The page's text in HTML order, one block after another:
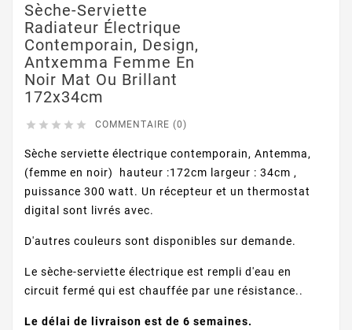
Sèche-Serviette
Radiateur Électrique
Contemporain, Design,
Antxemma Femme En
Noir Mat Ou Brillant
172x34cm
     COMMENTAIRE (0)
Sèche serviette électrique contemporain, Antemma,
(femme en noir) hauteur :172cm largeur : 34cm ,
puissance 300 watt. Un récepteur et un thermostat
digital sont livrés avec.
D'autres couleurs sont disponibles sur demande.
Le sèche-serviette électrique est rempli d'eau en
circuit fermé qui est chauffée par une résistance..
Le délai de livraison est de 6 semaines.